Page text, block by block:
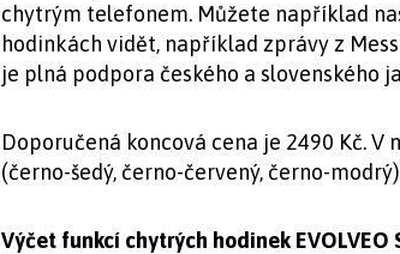
chytrým telefonem. Můžete například
hodinkách vidět, například zprávy z
je plná podpora českého a slovenského
Doporučená koncová cena je 2490 Kč.
(černo-šedý, černo-červený, černo-
Výčet funkcí chytrých hodinek EVOLVEO